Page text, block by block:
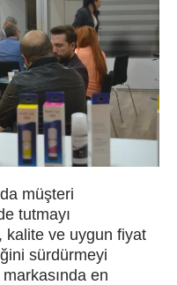
müşteri
tutmayı
kalite ve uygun fiyat
sürdürmeyi
en